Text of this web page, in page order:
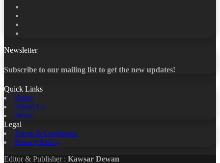
Newsletter
Subscribe to our mailing list to get the new updates!
Quick Links
Home
About Us
News
Legal
Terms & Conditions
Privacy Policy
Editor & Publisher : Kawsar Dewan